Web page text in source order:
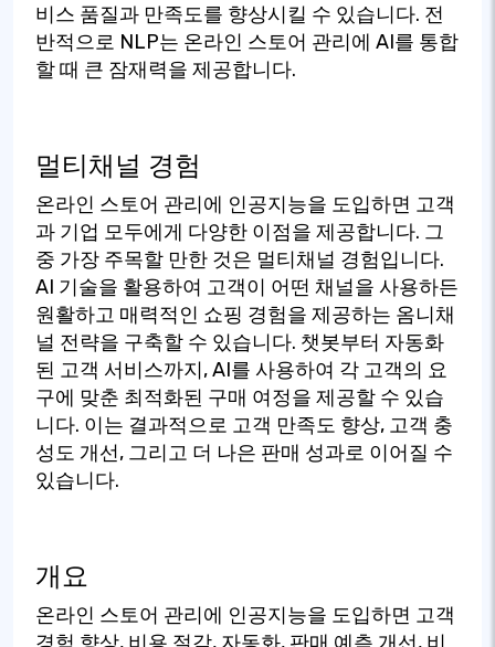
비스 품질과 만족도를 향상시킬 수 있습니다. 전
반적으로 NLP는 온라인 스토어 관리에 AI를 통합
할 때 큰 잠재력을 제공합니다.
멀티채널 경험
온라인 스토어 관리에 인공지능을 도입하면 고객
과 기업 모두에게 다양한 이점을 제공합니다. 그
중 가장 주목할 만한 것은 멀티채널 경험입니다.
AI 기술을 활용하여 고객이 어떤 채널을 사용하든
원활하고 매력적인 쇼핑 경험을 제공하는 옴니채
널 전략을 구축할 수 있습니다. 챗봇부터 자동화
된 고객 서비스까지, AI를 사용하여 각 고객의 요
구에 맞춘 최적화된 구매 여정을 제공할 수 있습
니다. 이는 결과적으로 고객 만족도 향상, 고객 충
성도 개선, 그리고 더 나은 판매 성과로 이어질 수
있습니다.
개요
온라인 스토어 관리에 인공지능을 도입하면 고객